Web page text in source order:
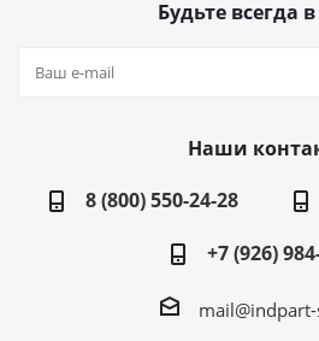
Будьте всегда
Наши
8 (800) 550-24-28
+7 (926)